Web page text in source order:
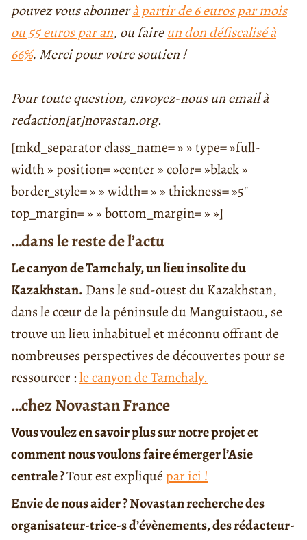
pouvez vous abonnerà partir de 6 euros par mois
ou 55 euros par an, ou faireun don défiscalisé à
66%. Merci pour votre soutien !
Pour toute question, envoyez-nous un email à
redaction[at]novastan.org.
[mkd_separator class_name= » » type= »full-
width » position= »center » color= »black »
border_style= » » width= » » thickness= »5″
top_margin= » » bottom_margin= » »]
…dans le reste de l’actu
Le canyon de Tamchaly, un lieu insolite du
Kazakhstan. Dans le sud-ouest du Kazakhstan,
dans le cœur de la péninsule du Manguistaou, se
trouve un lieu inhabituel et méconnu offrant de
nombreuses perspectives de découvertes pour se
ressourcer :le canyon de Tamchaly.
…chez Novastan France
Vous voulez en savoir plus sur notre projet et
comment nous voulons faire émerger l’Asie
centrale ?Tout est expliquépar ici !
Envie de nous aider ? Novastan recherche des
organisateur-trice-s d’évènements, des rédacteur-